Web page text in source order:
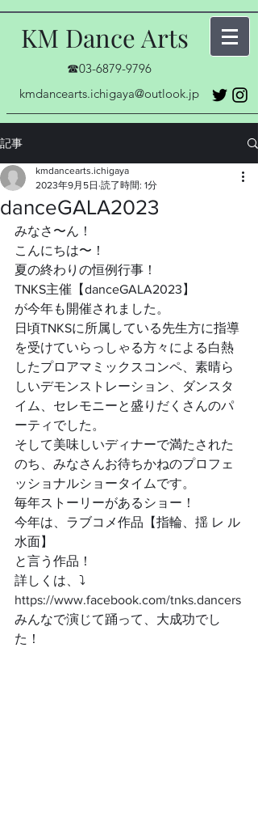
KM Dance Arts
☎03-6879-9796
kmdancearts.ichigaya@outlook.jp
記事
danceGALA2023
kmdancearts.ichigaya
2023年9月5日 読了時間: 1分
みなさ〜ん！
こんにちは〜！
夏の終わりの恒例行事！
TNKS主催【danceGALA2023】
が今年も開催されました。
日頃TNKSに所属している先生方に指導
を受けていらっしゃる方々による白熱
したプロアマミックスコンペ、素晴ら
しいデモンストレーション、ダンスタ
イム、セレモニーと盛りだくさんのパ
ーティでした。
そして美味しいディナーで満たされた
のち、みなさんお待ちかねのプロフェ
ッショナルショータイムです。
毎年ストーリーがあるショー！
今年は、ラブコメ作品【指輪、揺 レ ル
水面】
と言う作品！
詳しくは、⤵️
https://www.facebook.com/tnks.dancers
みんなで演じて踊って、大成功でし
た！